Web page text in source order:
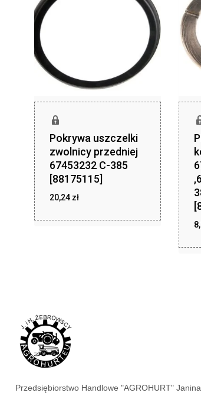
Pokrywa uszczelki
zwolnicy przedniej
67453232 C-385
[88175115]
20,24 zł
Przedsiębiorstwo Handlowe "AGROHURT"